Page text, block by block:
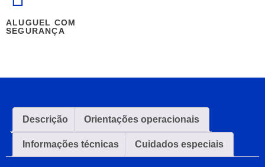
ALUGUEL COM
SEGURANÇA
Descrição Orientações operacionais
Informações técnicas Cuidados especiais